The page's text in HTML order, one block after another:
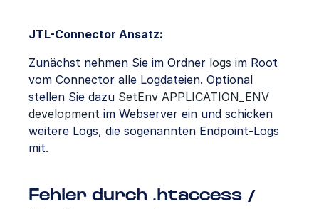
JTL-Connector Ansatz:
Zunächst nehmen Sie im Ordner logs im Root
vom Connector alle Logdateien. Optional
stellen Sie dazu SetEnv APPLICATION_ENV
development im Webserver ein und schicken
weitere Logs, die sogenannten Endpoint-Logs
mit.
Fehler durch .htaccess /